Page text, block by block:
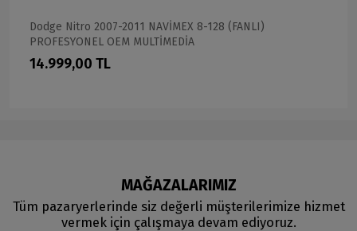
Dodge Nitro 2007-2011 NAVİMEX 8-128 (FANLI)
PROFESYONEL OEM MULTİMEDİA
14.999,00 TL
MAĞAZALARIMIZ
Tüm pazaryerlerinde siz değerli müşterilerimize hizmet
vermek için çalışmaya devam ediyoruz.